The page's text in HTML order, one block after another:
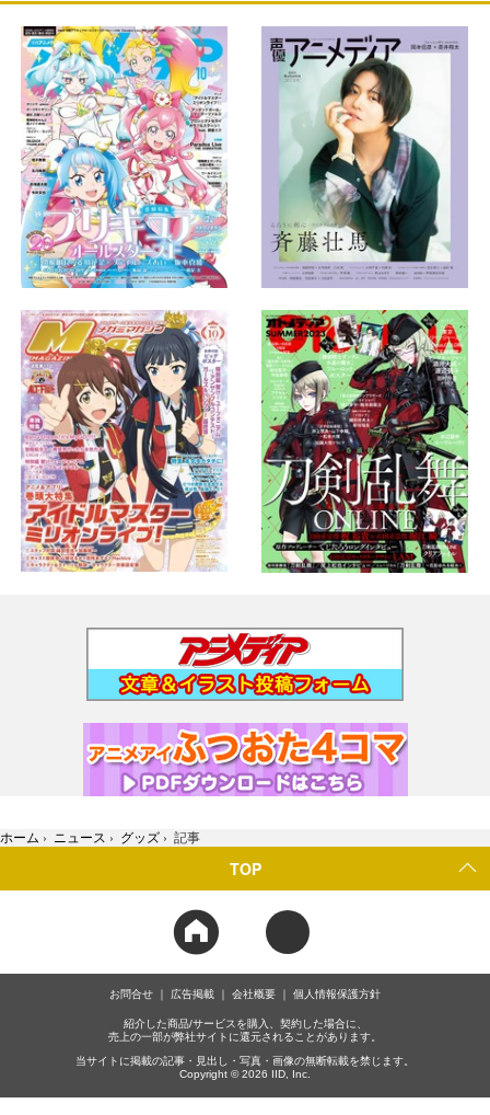
ホーム › ニュース › グッズ › 記事
TOP
お問合せ 広告掲載 会社概要 個人情報保護方針
紹介した商品/サービスを購入、契約した場合に、
売上の一部が弊社サイトに還元されることがあります。
当サイトに掲載の記事・見出し・写真・画像の無断転載を禁じます。
Copyright © 2026 IID, Inc.